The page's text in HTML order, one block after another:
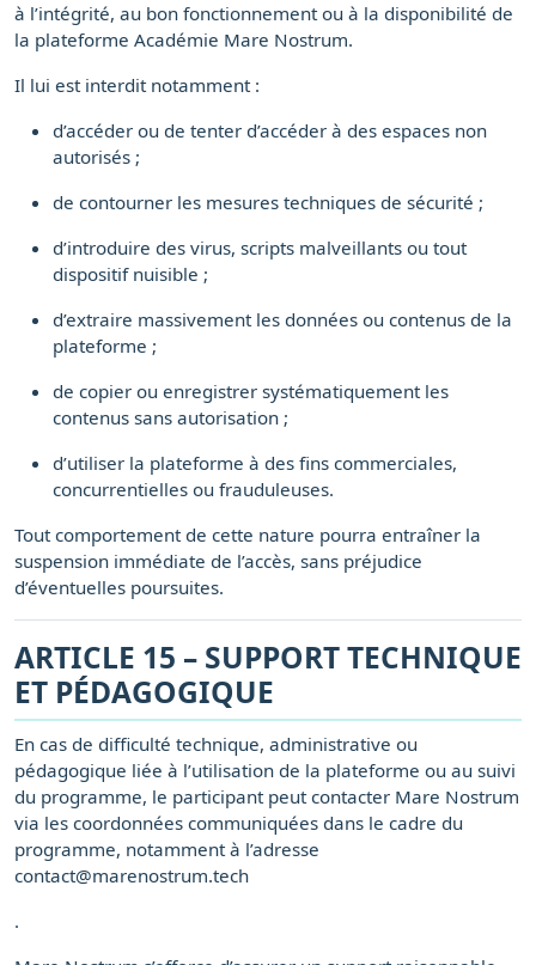
à l’intégrité, au bon fonctionnement ou à la disponibilité de
la plateforme Académie Mare Nostrum.
Il lui est interdit notamment :
d’accéder ou de tenter d’accéder à des espaces non
autorisés ;
de contourner les mesures techniques de sécurité ;
d’introduire des virus, scripts malveillants ou tout
dispositif nuisible ;
d’extraire massivement les données ou contenus de la
plateforme ;
de copier ou enregistrer systématiquement les
contenus sans autorisation ;
d’utiliser la plateforme à des fins commerciales,
concurrentielles ou frauduleuses.
Tout comportement de cette nature pourra entraîner la
suspension immédiate de l’accès, sans préjudice
d’éventuelles poursuites.
ARTICLE 15 – SUPPORT TECHNIQUE
ET PÉDAGOGIQUE
En cas de difficulté technique, administrative ou
pédagogique liée à l’utilisation de la plateforme ou au suivi
du programme, le participant peut contacter Mare Nostrum
via les coordonnées communiquées dans le cadre du
programme, notamment à l’adresse
contact@marenostrum.tech
.